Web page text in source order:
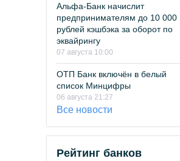
Альфа-Банк начислит
предпринимателям до 10 000
рублей кэшбэка за оборот по
эквайрингу
07 августа 10:00
ОТП Банк включён в белый
список Минцифры
06 августа 21:27
Все новости
Рейтинг банков